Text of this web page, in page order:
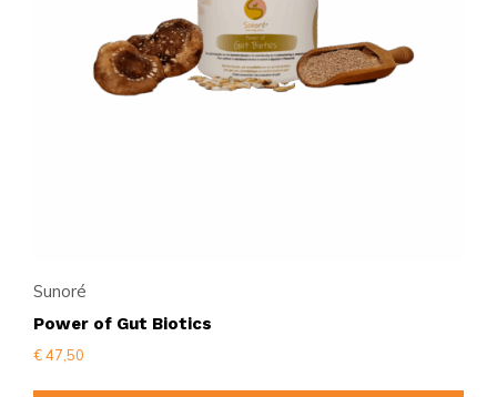
Sunoré
Power of Gut Biotics
€47,50